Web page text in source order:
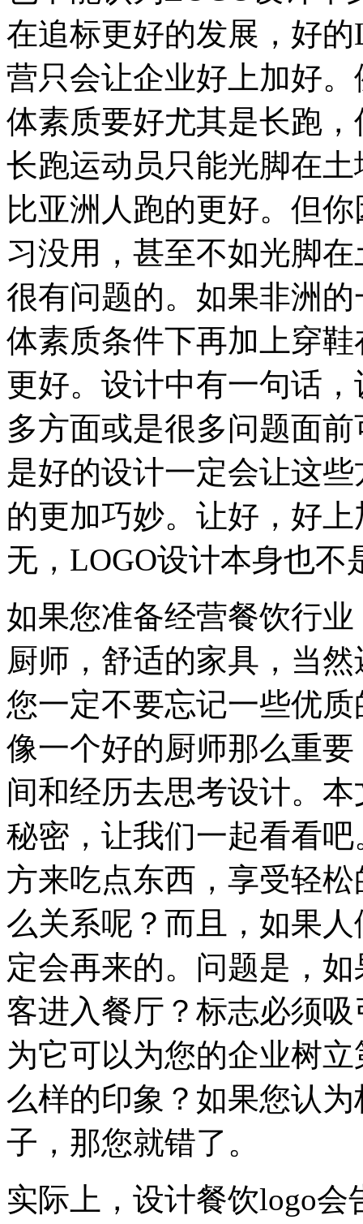
在追标更好的发展，好
营只会让企业好上加好
体素质要好尤其是长跑
长跑运动员只能光脚在
比亚洲人跑的更好。但
习没用，甚至不如光脚
很有问题的。如果非洲
体素质条件下再加上穿
更好。设计中有一句话
多方面或是很多问题面
是好的设计一定会让这
的更加巧妙。让好，好
无，LOGO设计本身也不
如果您准备经营餐饮行
厨师，舒适的家具，当
您一定不要忘记一些优
像一个好的厨师那么重
间和经历去思考设计。
秘密，让我们一起看看
方来吃点东西，享受轻
么关系呢？而且，如果
定会再来的。问题是，
客进入餐厅？标志必须
为它可以为您的企业树
么样的印象？如果您认
子，那您就错了。
实际上，设计餐饮logo